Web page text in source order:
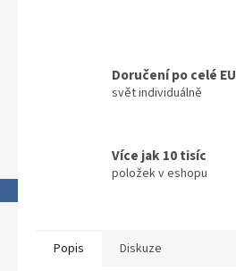
Doručení po celé EU
svět individuálně
Více jak 10 tisíc
položek v eshopu
Popis Diskuze